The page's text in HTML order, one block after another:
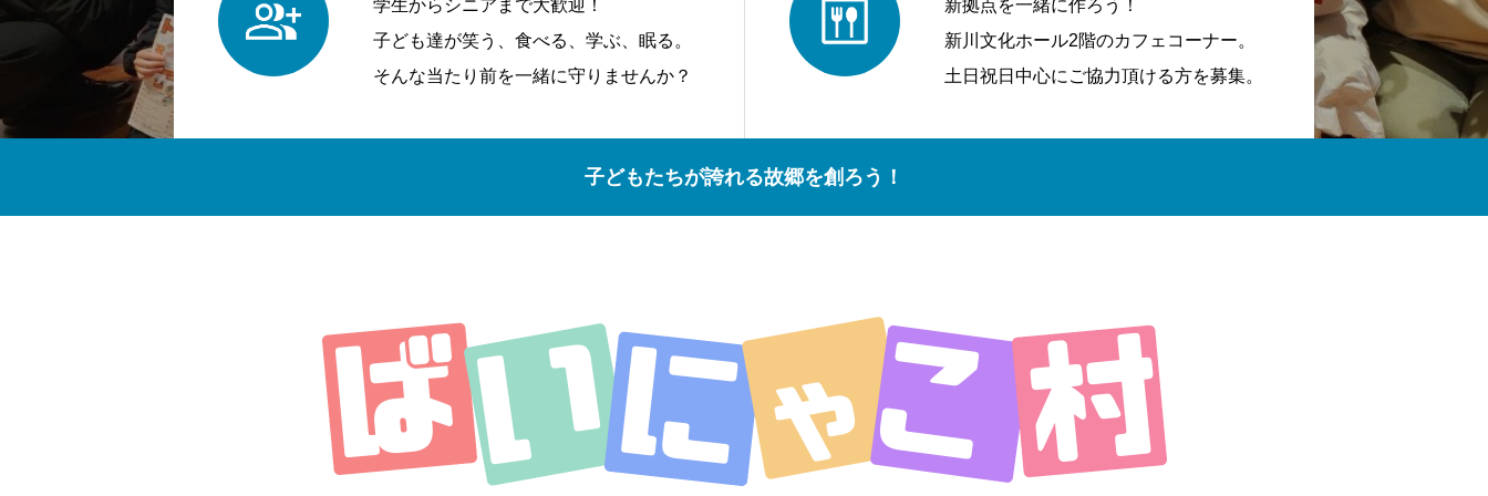
学生からシニアまで大歓迎！
子ども達が笑う、食べる、学ぶ、眠る。
そんな当たり前を一緒に守りませんか？
新拠点を一緒に作ろう！
新川文化ホール2階のカフェコーナー。
土日祝日中心にご協力頂ける方を募集。
子どもたちが誇れる故郷を創ろう！